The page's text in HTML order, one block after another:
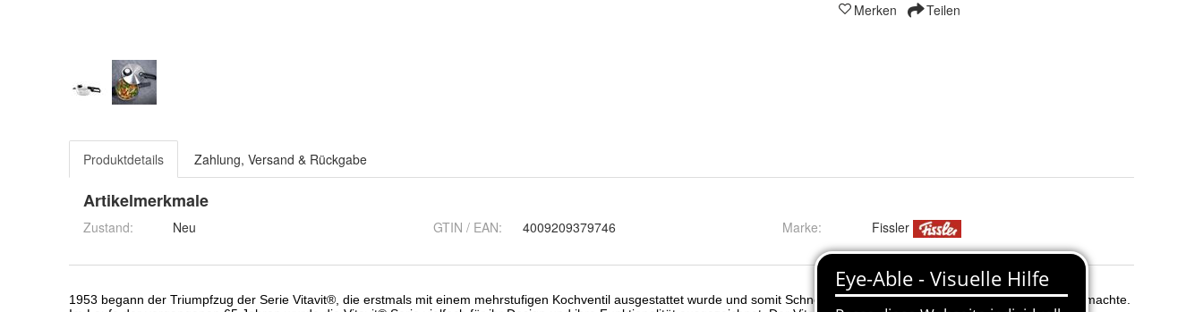
Merken Teilen
Produktdetails Zahlung, Versand & Rückgabe
Artikelmerkmale
Zustand: Neu GTIN / EAN: 4009209379746 Marke: Fissler